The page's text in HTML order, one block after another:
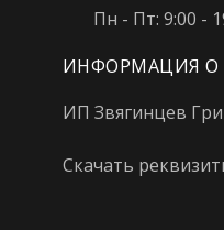
Пн - Пт: 9:00 -
ИНФОРМАЦИЯ О
ИП Звягинцев
Скачать